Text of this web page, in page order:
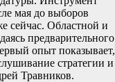
мая до выборов
сейчас. Областной и
предварительного
опыт показывает,
стратегии и
Травников.